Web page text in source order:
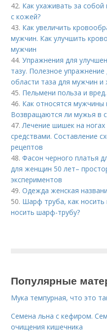
42. Как ухаживать за
с кожей?
43. Как увеличить
мужчин. Как улучшить
мужчин
44.Упражнения для
тазу. Полезное
области таза для мужчин
45. Пельмени польза и
46. Как относятся
Возвращаются ли мужья в
47.Лечение шишек на
средствами. Составление
рецептов
48.Фасон черного платья
для женщин 50 лет–
экспериментов
49.Одежда женская
50. Шарф труба, как носить
носить шарф-трубу?
Популярные
Мука темпурная, что это
Семена льна с кефиром.
очищения кишечника